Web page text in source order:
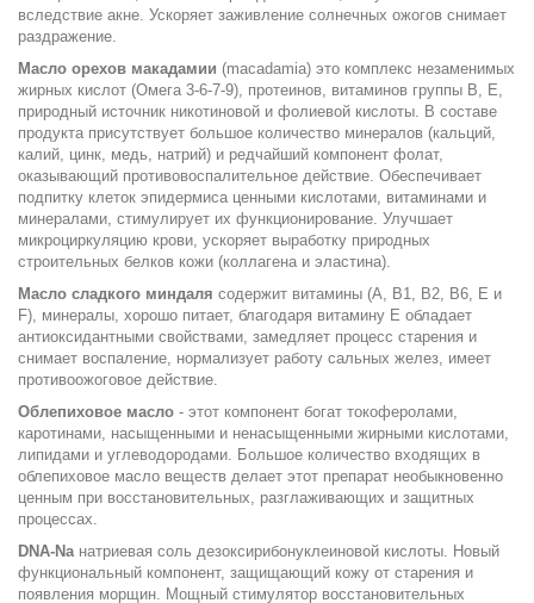
вследствие акне. Ускоряет заживление солнечных ожогов снимает
раздражение.
Масло орехов макадамии (macadamia) это комплекс незаменимых
жирных кислот (Омега 3-6-7-9), протеинов, витаминов группы В, Е,
природный источник никотиновой и фолиевой кислоты. В составе
продукта присутствует большое количество минералов (кальций,
калий, цинк, медь, натрий) и редчайший компонент фолат,
оказывающий противовоспалительное действие. Обеспечивает
подпитку клеток эпидермиса ценными кислотами, витаминами и
минералами, стимулирует их функционирование. Улучшает
микроциркуляцию крови, ускоряет выработку природных
строительных белков кожи (коллагена и эластина).
Масло сладкого миндаля содержит витамины (А, В1, В2, В6, Е и
F), минералы, хорошо питает, благодаря витамину Е обладает
антиоксидантными свойствами, замедляет процесс старения и
снимает воспаление, нормализует работу сальных желез, имеет
противоожоговое действие.
Облепиховое масло - этот компонент богат токоферолами,
каротинами, насыщенными и ненасыщенными жирными кислотами,
липидами и углеводородами. Большое количество входящих в
облепиховое масло веществ делает этот препарат необыкновенно
ценным при восстановительных, разглаживающих и защитных
процессах.​
DNA-Na ​натриевая соль дезоксирибонуклеиновой кислоты. Новый
функциональный компонент, защищающий кожу от старения и
появления морщин. Мощный стимулятор восстановительных